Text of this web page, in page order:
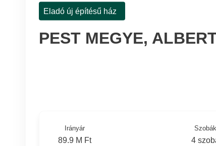
Eladó új építésű ház
PEST MEGYE,
Irányár
89.9 M Ft
Szobák
4